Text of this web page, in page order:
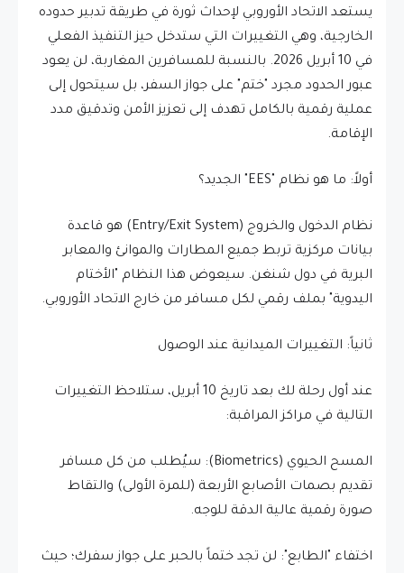
​يستعد الاتحاد الأوروبي لإحداث ثورة في طريقة تدبير حدوده
الخارجية، وهي التغييرات التي ستدخل حيز التنفيذ الفعلي
في 10 أبريل 2026. بالنسبة للمسافرين المغاربة، لن يعود
عبور الحدود مجرد "ختم" على جواز السفر، بل سيتحول إلى
عملية رقمية بالكامل تهدف إلى تعزيز الأمن وتدقيق مدد
الإقامة.
​أولاً: ما هو نظام "EES" الجديد؟
​نظام الدخول والخروج (Entry/Exit System) هو قاعدة
بيانات مركزية تربط جميع المطارات والموانئ والمعابر
البرية في دول شنغن. سيعوض هذا النظام "الأختام
اليدوية" بملف رقمي لكل مسافر من خارج الاتحاد الأوروبي.
​ثانياً: التغييرات الميدانية عند الوصول
​عند أول رحلة لك بعد تاريخ 10 أبريل، ستلاحظ التغييرات
التالية في مراكز المراقبة:
​المسح الحيوي (Biometrics): سيُطلب من كل مسافر
تقديم بصمات الأصابع الأربعة (للمرة الأولى) والتقاط
صورة رقمية عالية الدقة للوجه.
​اختفاء "الطابع": لن تجد ختماً بالحبر على جواز سفرك؛ حيث